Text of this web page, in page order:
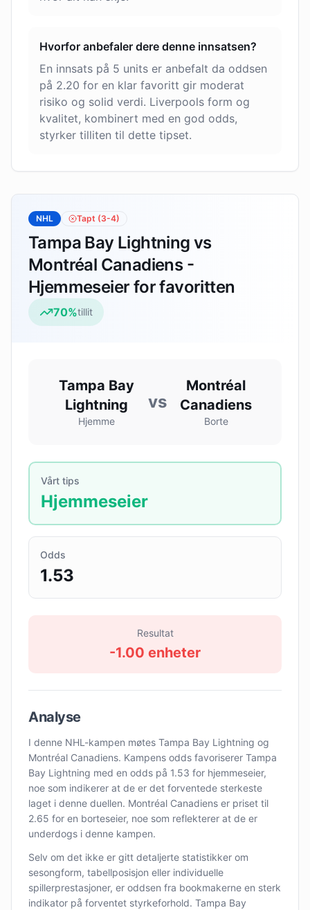
Hvorfor anbefaler dere denne innsatsen?
En innsats på 5 units er anbefalt da oddsen
på 2.20 for en klar favoritt gir moderat
risiko og solid verdi. Liverpools form og
kvalitet, kombinert med en god odds,
styrker tilliten til dette tipset.
NHL Tapt (3-4)
Tampa Bay Lightning vs
Montréal Canadiens -
Hjemmeseier for favoritten
70%tillit
Tampa Bay
Lightning
Hjemme
vs
Montréal
Canadiens
Borte
Vårt tips
Hjemmeseier
Odds
1.53
Resultat
-1.00 enheter
Analyse
I denne NHL-kampen møtes Tampa Bay Lightning og
Montréal Canadiens. Kampens odds favoriserer Tampa
Bay Lightning med en odds på 1.53 for hjemmeseier,
noe som indikerer at de er det forventede sterkeste
laget i denne duellen. Montréal Canadiens er priset til
2.65 for en borteseier, noe som reflekterer at de er
underdogs i denne kampen.
Selv om det ikke er gitt detaljerte statistikker om
sesongform, tabellposisjon eller individuelle
spillerprestasjoner, er oddsen fra bookmakerne en sterk
indikator på forventet styrkeforhold. Tampa Bay